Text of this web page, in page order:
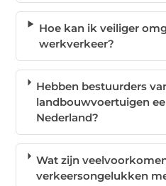
Hoe kan ik veiliger
werkverkeer?
Hebben bestuurders
landbouwvoertuigen
Nederland?
Wat zijn
verkeersongelukken